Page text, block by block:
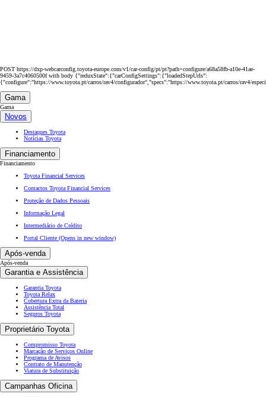
POST https://dxp-webcarconfig.toyota-europe.com/v1/car-config/pt/pt?path=configure/a68a58fb-a10e-41ae-
9459-3a7c4060500f with body {"reduxState":{"carConfigSettings":{"loadedStepUrls":
{"configure":"https://www.toyota.pt/carros/rav4/configurador","specs":"https://www.toyota.pt/carros/rav4/
Gama
Gama
Novos
Destaques Toyota
Notícias Toyota
Financiamento
Financiamento
Toyota Financial Services
Contactos Toyota Financial Services
Proteção de Dados Pessoais
Informação Legal
Intermediário de Crédito
Portal Cliente (Opens in new window)
Após-venda
Após-venda
Garantia e Assistência
Garantia Toyota
Toyota Relax
Cobertura Extra da Bateria
Assistência Total
Seguros Toyota
Proprietário Toyota
Compromisso Toyota
Marcação de Serviços Online
Programa de Avisos
Contrato de Manutenção
Viatura de Substituição
Campanhas Oficina